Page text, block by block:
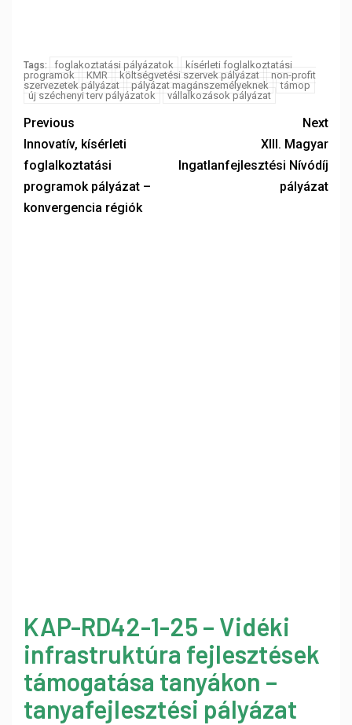
Tags: foglakoztatási pályázatok
kísérleti foglalkoztatási
programok
KMR költségvetési szervek pályázat
non-profit
szervezetek pályázat
pályázat magánszemélyeknek
támop
új széchenyi terv pályázatok
vállalkozások pályázat
Previous
Innovatív, kísérleti
foglalkoztatási
programok pályázat –
konvergencia régiók
Next
XIII. Magyar
Ingatlanfejlesztési Nívódíj
pályázat
KAP-RD42-1-25 – Vidéki
infrastruktúra fejlesztések
támogatása tanyákon –
tanyafejlesztési pályázat